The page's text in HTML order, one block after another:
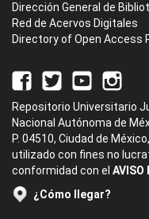
Dirección General de
Red de Acervos Digitales
Directory of Open Access
Repositorio Universitario
Nacional Autónoma de
P. 04510, Ciudad de
utilizado con fines no
conformidad con el AVISO
¿Cómo llegar?